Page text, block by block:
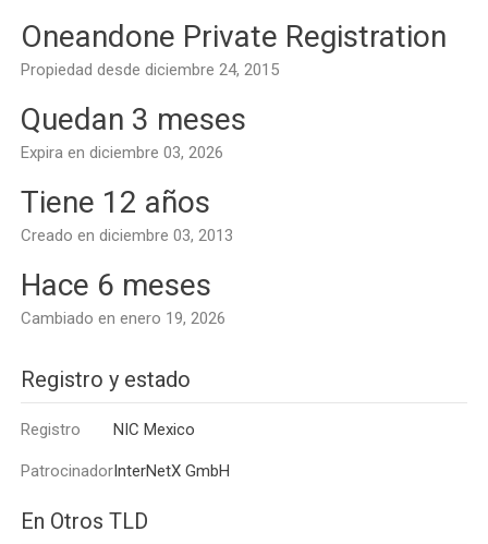
Oneandone Private Registration
Propiedad desde diciembre 24, 2015
Quedan 3 meses
Expira en diciembre 03, 2026
Tiene 12 años
Creado en diciembre 03, 2013
Hace 6 meses
Cambiado en enero 19, 2026
Registro y estado
Registro NIC Mexico
PatrocinadorInterNetX GmbH
En Otros TLD